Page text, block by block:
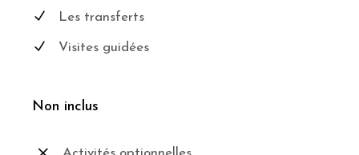
Les transferts
Visites guidées
Non inclus